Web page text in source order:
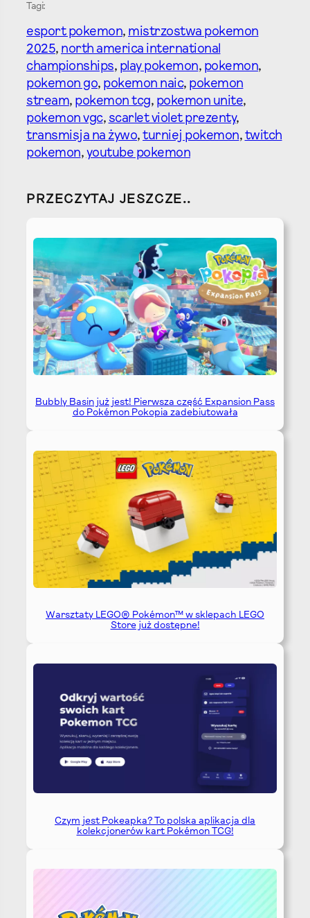
Tagi:
esport pokemon, mistrzostwa pokemon
2025, north america international
championships, play pokemon, pokemon
pokemon go, pokemon naic, pokemon
stream, pokemon tcg, pokemon unite
pokemon vgc, scarlet violet prezenty
transmisja na żywo, turniej pokemon, twitch
pokemon, youtube pokemon
PRZECZYTAJ JESZCZE..
Bubbly Basin już jest! Pierwsza część Expansion Pass
do Pokémon Pokopia zadebiutowała
Warsztaty LEGO® Pokémon™ w sklepach LEGO
Store już dostępne!
Czym jest Pokeapka? To polska aplikacja dla
kolekcjonerów kart Pokémon TCG!